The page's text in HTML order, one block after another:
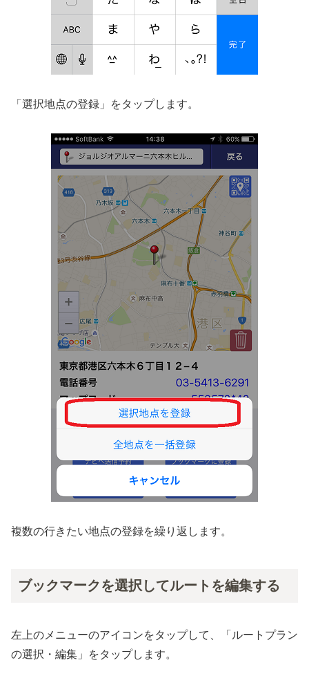
「選択地点の登録」をタップします。
複数の行きたい地点の登録を繰り返します。
ブックマークを選択してルートを編集する
左上のメニューのアイコンをタップして、「ルートプラン
の選択・編集」をタップします。